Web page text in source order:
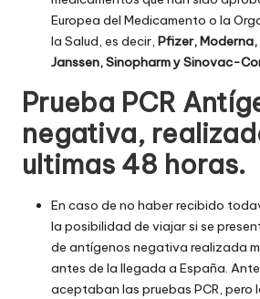
Europea del Medicamento o la
la Salud, es decir, Pfizer,
Janssen, Sinopharm y Sinovac-
Prueba PCR
negativa,
ultimas 48 horas.
En caso de no haber recibido
la posibilidad de viajar si se
de antígenos negativa realizada
antes de la llegada a España.
aceptaban las pruebas PCR, pero